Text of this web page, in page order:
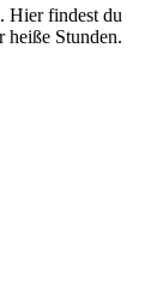
. Hier findest du
heiße Stunden.